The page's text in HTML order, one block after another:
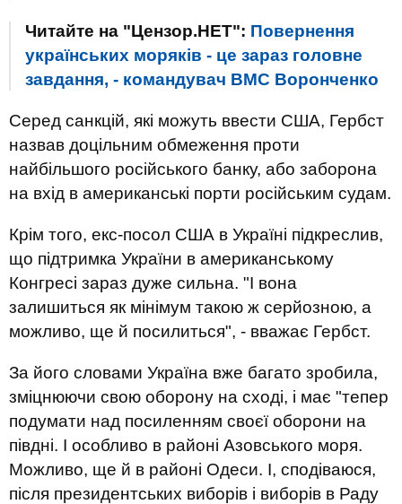
Читайте на "Цензор.НЕТ": Повернення
українських моряків - це зараз головне
завдання, - командувач ВМС Воронченко
Серед санкцій, які можуть ввести США, Гербст
назвав доцільним обмеження проти
найбільшого російського банку, або заборона
на вхід в американські порти російським судам.
Крім того, екс-посол США в Україні підкреслив,
що підтримка України в американському
Конгресі зараз дуже сильна. "І вона
залишиться як мінімум такою ж серйозною, а
можливо, ще й посилиться", - вважає Гербст.
За його словами Україна вже багато зробила,
зміцнюючи свою оборону на сході, і має "тепер
подумати над посиленням своєї оборони на
півдні. І особливо в районі Азовського моря.
Можливо, ще й в районі Одеси. І, сподіваюся,
після президентських виборів і виборів в Раду